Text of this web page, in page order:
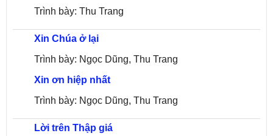
Trình bày: Thu Trang
Xin Chúa ở lại
Trình bày: Ngọc Dũng, Thu Trang
Xin ơn hiệp nhất
Trình bày: Ngọc Dũng, Thu Trang
Lời trên Thập giá